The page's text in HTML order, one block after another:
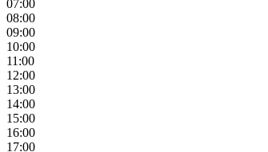
07:00
08:00
09:00
10:00
11:00
12:00
13:00
14:00
15:00
16:00
17:00